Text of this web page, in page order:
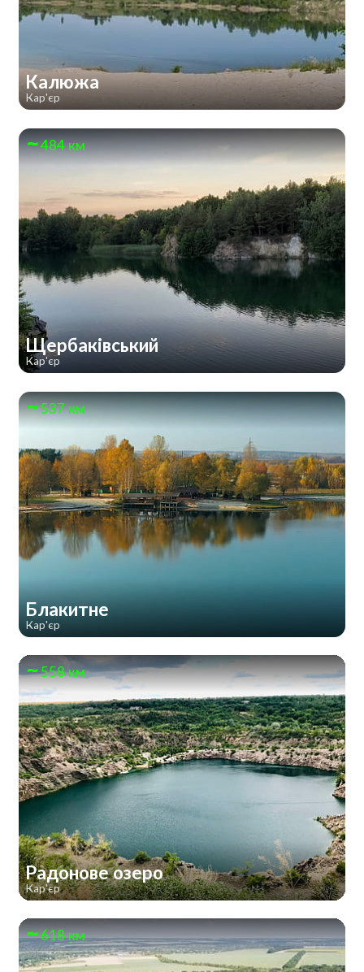
Калюжа
Кар'єр
484 км
Щербаківський
Кар'єр
537 км
Блакитне
Кар'єр
558 км
Радонове озеро
Кар'єр
618 км